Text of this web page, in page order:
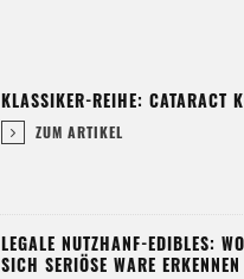
KLASSIKER-REIHE: CATARACT
ZUM ARTIKEL
LEGALE NUTZHANF-EDIBLES:
SICH SERIÖSE WARE